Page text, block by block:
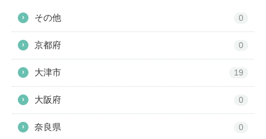
› その他 0
› 京都府 0
› 大津市 19
› 大阪府 0
› 奈良県 0